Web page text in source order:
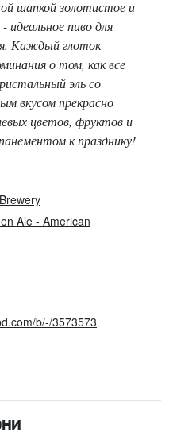
шапкой золотистое и
идеальное пиво для
Каждый глоток
о том, как все
эль со
вкусом прекрасно
цветов, фруктов и
к празднику!
Ale - American
b/-/3573573